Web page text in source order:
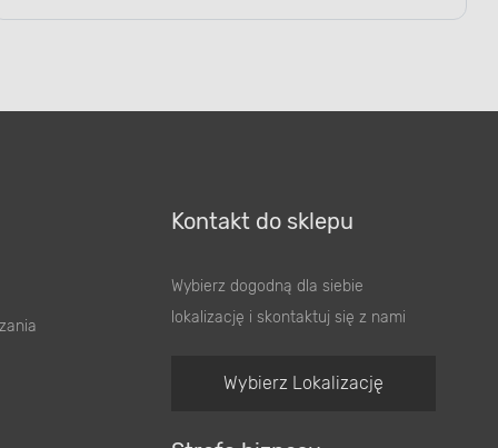
Kontakt do sklepu
Wybierz dogodną dla siebie
lokalizację i skontaktuj się z nami
Wybierz Lokalizację